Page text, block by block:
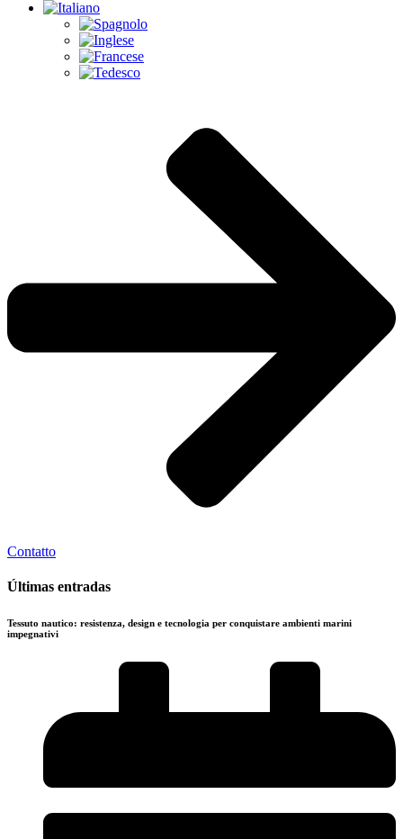
Contatto
Últimas entradas
Tessuto nautico: resistenza, design e tecnologia per conquistare ambienti marini
impegnativi